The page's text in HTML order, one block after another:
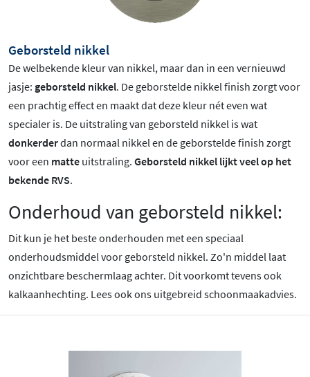
Geborsteld nikkel
De welbekende kleur van nikkel, maar dan in een vernieuwd
jasje: geborsteld nikkel. De geborstelde nikkel finish zorgt voor
een prachtig effect en maakt dat deze kleur nét even wat
specialer is. De uitstraling van geborsteld nikkel is wat
donkerderdan normaal nikkel en de geborstelde finish zorgt
voor een matte uitstraling. Geborsteld nikkel lijkt veel op het
bekende RVS.
Onderhoud van geborsteld nikkel:
Dit kun je het beste onderhouden met een speciaal
onderhoudsmiddel voor geborsteld nikkel. Zo'n middel laat
onzichtbare beschermlaag achter. Dit voorkomt tevens ook
kalkaanhechting. Lees ook ons uitgebreid schoonmaakadvies.